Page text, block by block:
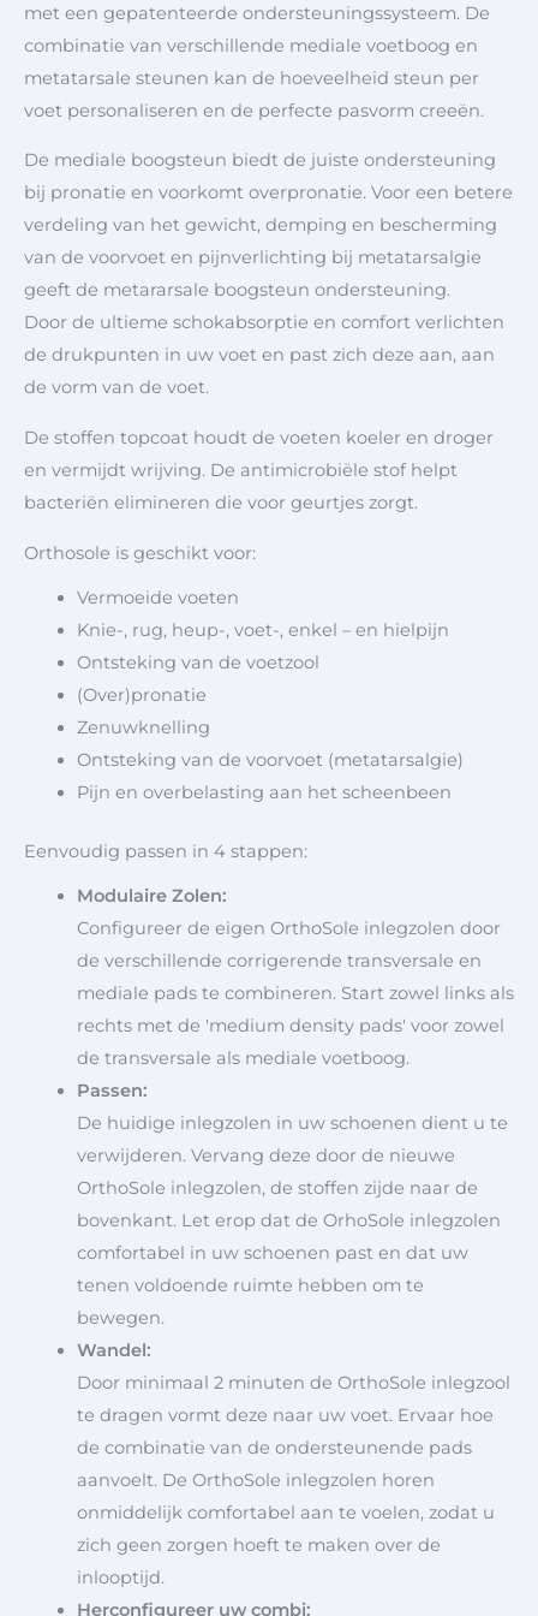
met een gepatenteerde ondersteuningssysteem. De
combinatie van verschillende mediale voetboog en
metatarsale steunen kan de hoeveelheid steun per
voet personaliseren en de perfecte pasvorm creeën.
De mediale boogsteun biedt de juiste ondersteuning
bij pronatie en voorkomt overpronatie. Voor een betere
verdeling van het gewicht, demping en bescherming
van de voorvoet en pijnverlichting bij metatarsalgie
geeft de metararsale boogsteun ondersteuning.
Door de ultieme schokabsorptie en comfort verlichten
de drukpunten in uw voet en past zich deze aan, aan
de vorm van de voet.
De stoffen topcoat houdt de voeten koeler en droger
en vermijdt wrijving. De antimicrobiële stof helpt
bacteriën elimineren die voor geurtjes zorgt.
Orthosole is geschikt voor:
Vermoeide voeten
Knie-, rug, heup-, voet-, enkel – en hielpijn
Ontsteking van de voetzool
(Over)pronatie
Zenuwknelling
Ontsteking van de voorvoet (metatarsalgie)
Pijn en overbelasting aan het scheenbeen
Eenvoudig passen in 4 stappen:
Modulaire Zolen:
Configureer de eigen OrthoSole inlegzolen door
de verschillende corrigerende transversale en
mediale pads te combineren. Start zowel links als
rechts met de 'medium density pads' voor zowel
de transversale als mediale voetboog.
Passen:
De huidige inlegzolen in uw schoenen dient u te
verwijderen. Vervang deze door de nieuwe
OrthoSole inlegzolen, de stoffen zijde naar de
bovenkant. Let erop dat de OrhoSole inlegzolen
comfortabel in uw schoenen past en dat uw
tenen voldoende ruimte hebben om te
bewegen.
Wandel:
Door minimaal 2 minuten de OrthoSole inlegzool
te dragen vormt deze naar uw voet. Ervaar hoe
de combinatie van de ondersteunende pads
aanvoelt. De OrthoSole inlegzolen horen
onmiddelijk comfortabel aan te voelen, zodat u
zich geen zorgen hoeft te maken over de
inlooptijd.
Herconfigureer uw combi: